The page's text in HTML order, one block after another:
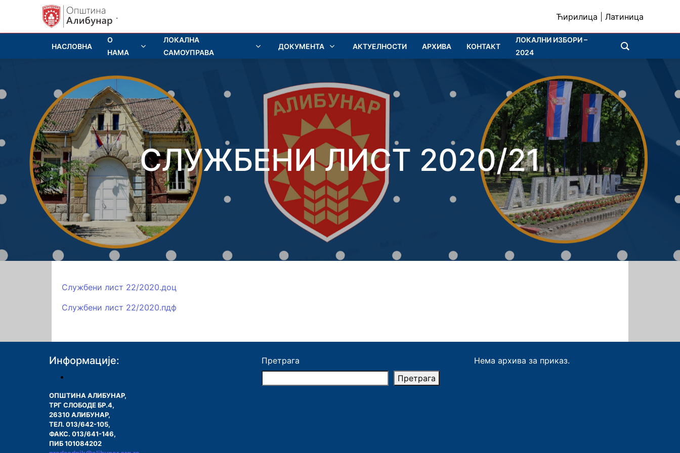
. Ћирилица Латиница
НАСЛОВНА
О
НАМА
ЛОКАЛНА
САМОУПРАВА
ДОКУМЕНТА АКТУЕЛНОСТИ АРХИВА КОНТАКТ
ЛОКАЛНИ ИЗБОРИ –
2024
СЛУЖБЕНИ ЛИСТ 2020/21
Службени лист 22/2020.доц
Службени лист 22/2020.пдф
Информације:
ОПШТИНА АЛИБУНАР,
ТРГ СЛОБОДЕ БР.4,
26310 АЛИБУНАР,
ТЕЛ. 013/642-105,
ФАКС. 013/641-146,
ПИБ 101084202
Претрага
Претрага
Нема архива за приказ.